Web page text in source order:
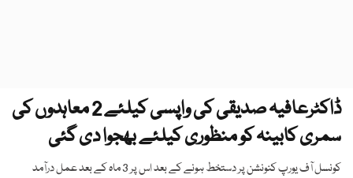
ڈاکٹرعافیہ صدیقی کی واپسی کیلئے 2 معاہدوں کی
سمری کابینہ کو منظوری کیلئے بھجوا دی گئی
کونسل آف یورپ کنونشن پر دستخط ہونے کے بعد اس پر 3 ماہ کے بعد عمل درآمد